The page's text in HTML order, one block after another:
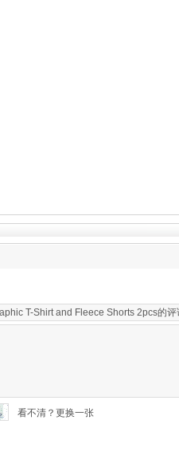
看不清？更换一张